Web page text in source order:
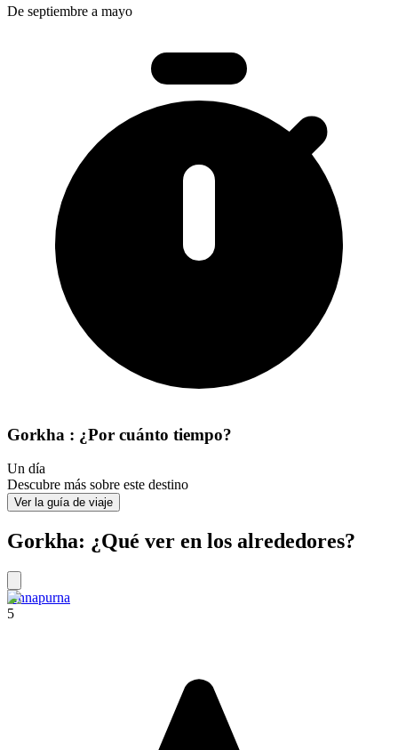
De septiembre a mayo
Gorkha : ¿Por cuánto tiempo?
Un día
Descubre más sobre este destino
Ver la guía de viaje
Gorkha: ¿Qué ver en los alrededores?
Annapurna
5